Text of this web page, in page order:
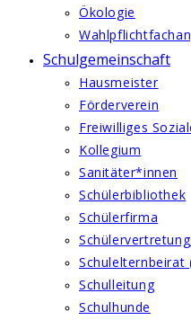
Ökologie
Schulgemeinschaft
Hausmeister
Förderverein
Freiwilliges
Kollegium
Sanitäter*innen
Schülerbibliothek
Schülerfirma
Schülervertretung
Schulelternbeirat
Schulleitung
Schulhunde